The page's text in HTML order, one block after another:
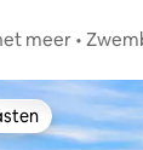
meer •